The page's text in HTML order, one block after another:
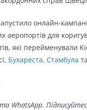
онлайн-
аеропортів для
які перейменували
Бухареста, Стамбула
WhatsApp.